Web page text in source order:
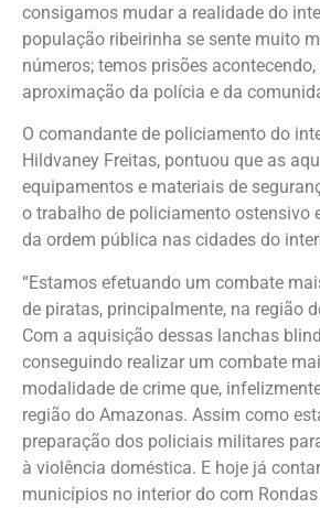
consigamos mudar a realidade do
população ribeirinha se sente muito
números; temos prisões
aproximação da polícia e da
O comandante de policiamento do
Hildvaney Freitas, pontuou que as
equipamentos e materiais de
o trabalho de policiamento ostensivo
da ordem pública nas cidades do
“Estamos efetuando um combate
de piratas, principalmente, na região
Com a aquisição dessas lanchas
conseguindo realizar um combate
modalidade de crime que,
região do Amazonas. Assim como
preparação dos policiais militares
à violência doméstica. E hoje já
municípios no interior do com